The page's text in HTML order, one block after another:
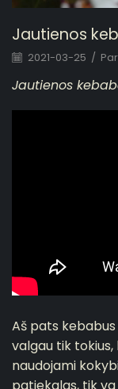
Jautienos
2021-03-25 /
Jautienos
Aš pats
valgau tik tokius,
naudojami
patiekalas, tik